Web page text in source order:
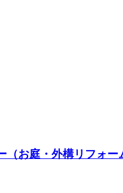
（お庭・外構リフォー